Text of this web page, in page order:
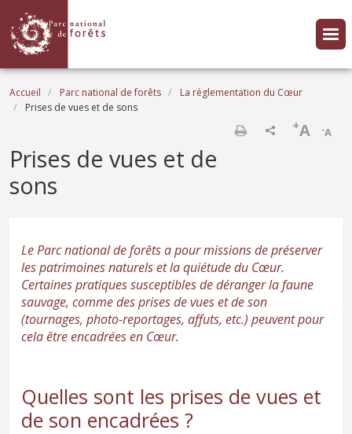
Fil d'Ariane
Accueil Parc national de forêts
La réglementation du Cœur
Prises de vues et de sons
-A
+A
Prises de vues et de
sons
Le Parc national de forêts a pour missions de préserver
les patrimoines naturels et la quiétude du Cœur.
Certaines pratiques susceptibles de déranger la faune
sauvage, comme des prises de vues et de son
(tournages, photo-reportages, affuts, etc.) peuvent pour
cela être encadrées en Cœur.
Quelles sont les prises de vues et
de son encadrées ?